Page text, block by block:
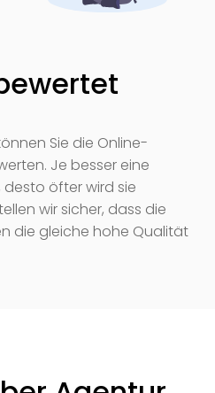
Sie die Online-
Je besser eine
öfter wird sie
wir sicher, dass die
die gleiche hohe Qualität